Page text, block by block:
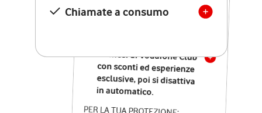
Chiamate a consumo
nazionali
12 mesi di Vodafone Club
con sconti ed esperienze
esclusive, poi si disattiva
in automatico.